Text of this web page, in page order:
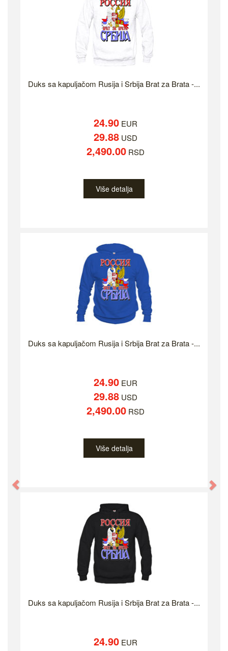
Duks sa kapuljačom Rusija i Srbija Brat za Brata -...
24.90EUR
29.88USD
2,490.00RSD
Više detalja
Duks sa kapuljačom Rusija i Srbija Brat za Brata -...
24.90EUR
29.88USD
2,490.00RSD
Više detalja
Duks sa kapuljačom Rusija i Srbija Brat za Brata -...
24.90EUR